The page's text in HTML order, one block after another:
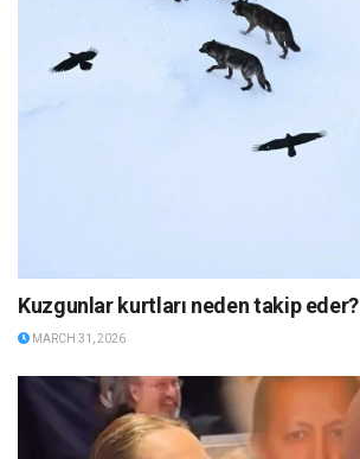
Kuzgunlar kurtları neden takip eder?
MARCH 31, 2026